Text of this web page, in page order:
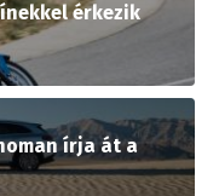
érkezik
írja át a